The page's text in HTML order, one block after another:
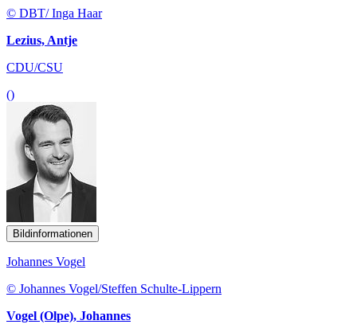
© DBT/ Inga Haar
Lezius, Antje
CDU/CSU
()
Bildinformationen
Johannes Vogel
© Johannes Vogel/Steffen Schulte-Lippern
Vogel (Olpe), Johannes